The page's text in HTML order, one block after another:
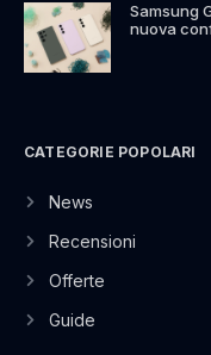
Samsung
nuova
CATEGORIE POPOLARI
News
Recensioni
Offerte
Guide